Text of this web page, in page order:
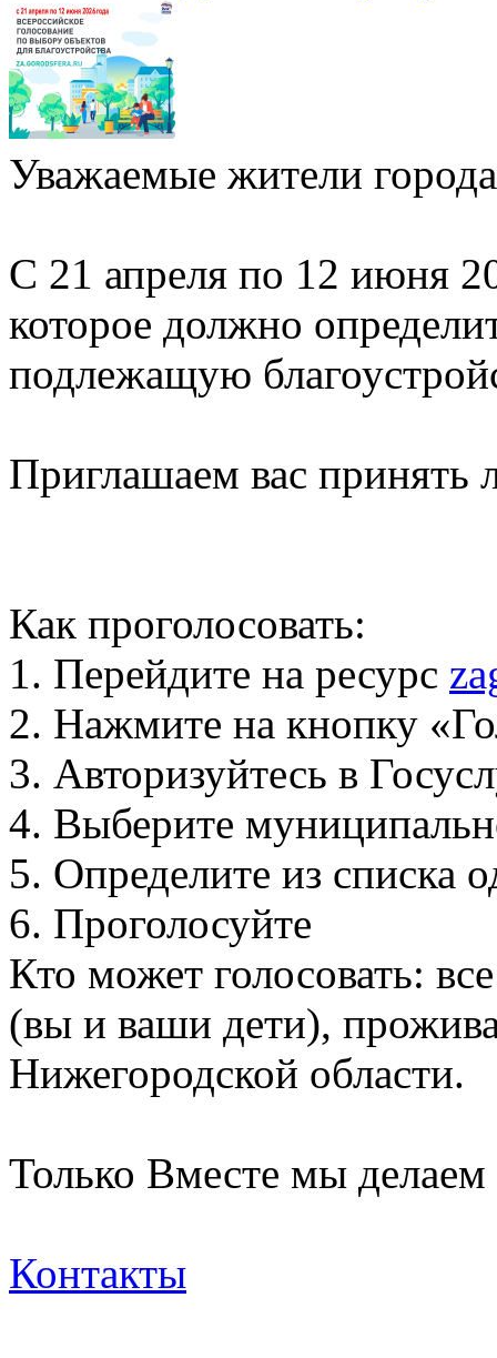
Уважаемые жители
С 21 апреля по 12 июня
которое должно
подлежащую
Приглашаем вас принять
Как проголосовать:
1. Перейдите на ресурс
2. Нажмите на кнопку
3. Авторизуйтесь в
4. Выберите
5. Определите из списка
6. Проголосуйте
Кто может голосовать:
(вы и ваши дети),
Нижегородской области.
Только Вместе мы
Контакты